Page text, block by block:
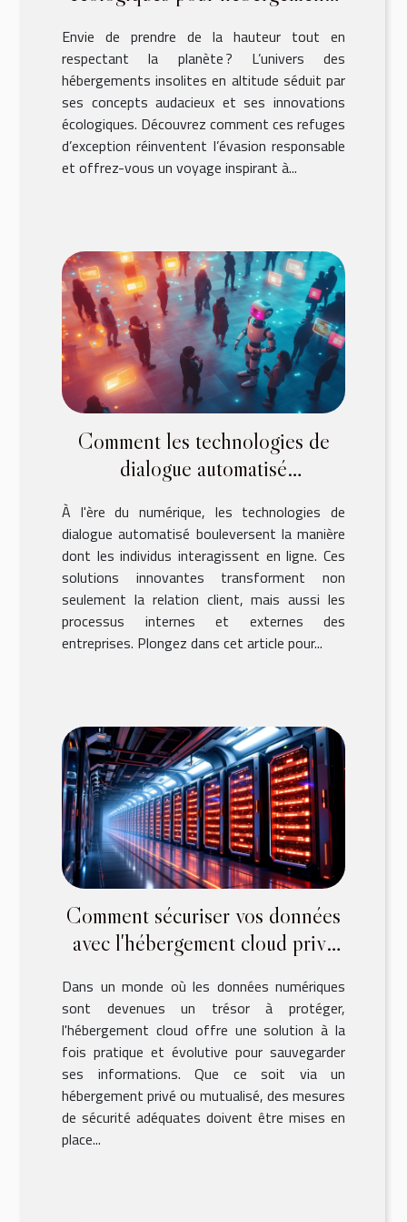
Envie de prendre de la hauteur tout en
respectant la planète ? L’univers des
hébergements insolites en altitude séduit par
ses concepts audacieux et ses innovations
écologiques. Découvrez comment ces refuges
d’exception réinventent l’évasion responsable
et offrez-vous un voyage inspirant à...
Comment les technologies de
dialogue automatisé
en ligne ?
À l'ère du numérique, les technologies de
dialogue automatisé bouleversent la manière
dont les individus interagissent en ligne. Ces
solutions innovantes transforment non
seulement la relation client, mais aussi les
processus internes et externes des
entreprises. Plongez dans cet article pour...
Comment sécuriser vos données
avec l'hébergement cloud privé
Dans un monde où les données numériques
sont devenues un trésor à protéger,
l'hébergement cloud offre une solution à la
fois pratique et évolutive pour sauvegarder
ses informations. Que ce soit via un
hébergement privé ou mutualisé, des mesures
de sécurité adéquates doivent être mises en
place...